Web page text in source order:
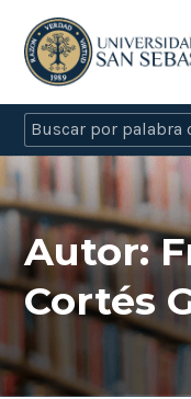
Autor:
Cortés